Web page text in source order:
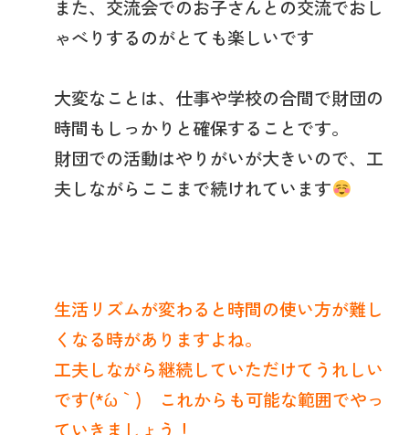
また、交流会でのお子さんとの交流でおし
ゃべりするのがとても楽しいです
大変なことは、仕事や学校の合間で財団の
時間もしっかりと確保することです。
財団での活動はやりがいが大きいので、工
夫しながらここまで続けれています
生活リズムが変わると時間の使い方が難し
くなる時がありますよね。
工夫しながら継続していただけてうれしい
です(*´ω｀) これからも可能な範囲でやっ
ていきましょう！